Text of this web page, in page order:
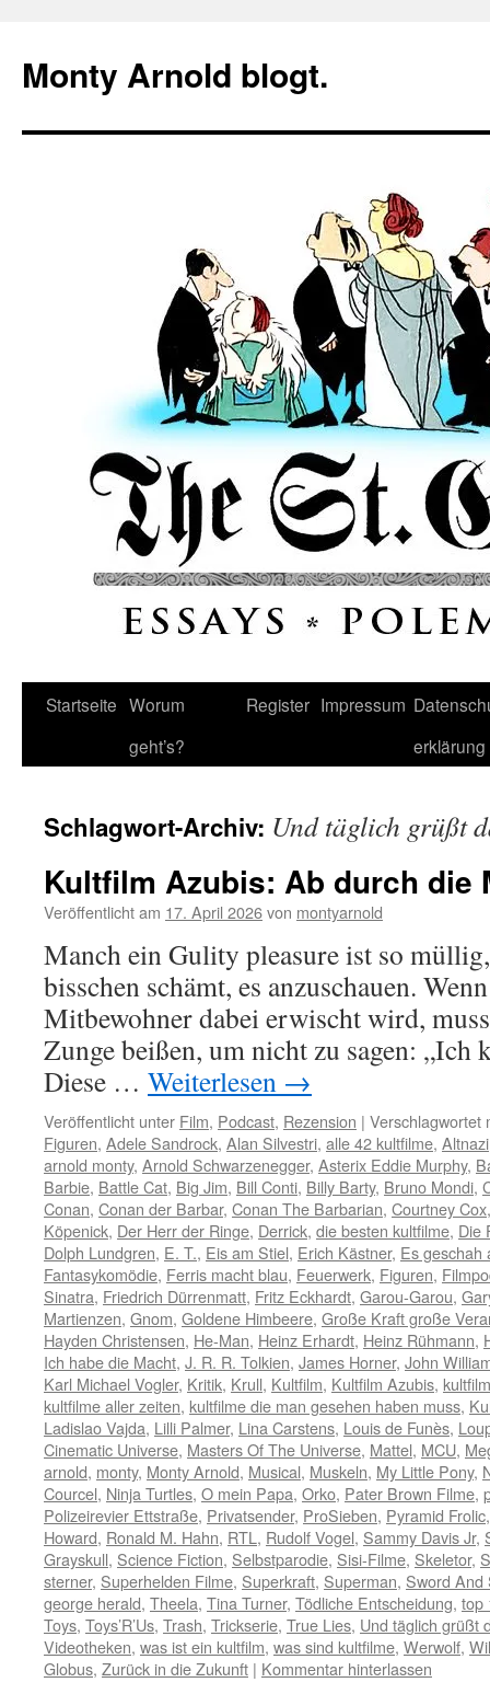
springen
Monty Arnold blogt.
Startseite Worum
geht’s?
Register Impressum
erklärung
Schlagwort-Archiv: Und täglich grüßt
Kultfilm Azubis: Ab durch die
Veröffentlicht am 17. April 2026von montyarnold
Manch ein Gulity pleasure ist so
bisschen schämt, es anzuschauen.
Mitbewohner dabei erwischt wird,
Zunge beißen, um nicht zu sagen:
Diese … Weiterlesen →
Veröffentlicht unter Film, Podcast, Rezension | Verschlagwortet
Figuren, Adele Sandrock, Alan Silvestri, alle 42 kultfilme, Altnazi
arnold monty, Arnold Schwarzenegger, Asterix Eddie Murphy,
Barbie, Battle Cat, Big Jim, Bill Conti, Billy Barty, Bruno Mondi,
Conan, Conan der Barbar, Conan The Barbarian, Courtney Cox
Köpenick, Der Herr der Ringe, Derrick, die besten kultfilme, Die
Dolph Lundgren, E. T., Eis am Stiel, Erich Kästner, Es geschah
Fantasykomödie, Ferris macht blau, Feuerwerk, Figuren,
Sinatra, Friedrich Dürrenmatt, Fritz Eckhardt, Garou-Garou,
Martienzen, Gnom, Goldene Himbeere, Große Kraft große
Hayden Christensen, He-Man, Heinz Erhardt, Heinz Rühmann,
Ich habe die Macht, J. R. R. Tolkien, James Horner, John
Karl Michael Vogler, Kritik, Krull, Kultfilm, Kultfilm Azubis,
kultfilme aller zeiten, kultfilme die man gesehen haben muss,
Ladislao Vajda, Lilli Palmer, Lina Carstens, Louis de Funès,
Cinematic Universe, Masters Of The Universe, Mattel, MCU,
arnold, monty, Monty Arnold, Musical, Muskeln, My Little Pony,
Courcel, Ninja Turtles, O mein Papa, Orko, Pater Brown Filme,
Polizeirevier Ettstraße, Privatsender, ProSieben, Pyramid Frolic
Howard, Ronald M. Hahn, RTL , Rudolf Vogel, Sammy Davis Jr,
Grayskull, Science Fiction, Selbstparodie, Sisi-Filme, Skeletor,
sterner, Superhelden Filme, Superkraft, Superman, Sword And
george herald, Theela, Tina Turner, Tödliche Entscheidung, top
Toys, Toys’R’Us, Trash, Trickserie, True Lies, Und täglich grüßt
Videotheken, was ist ein kultfilm, was sind kultfilme, Werwolf,
Globus, Zurück in die Zukunft | Kommentar hinterlassen